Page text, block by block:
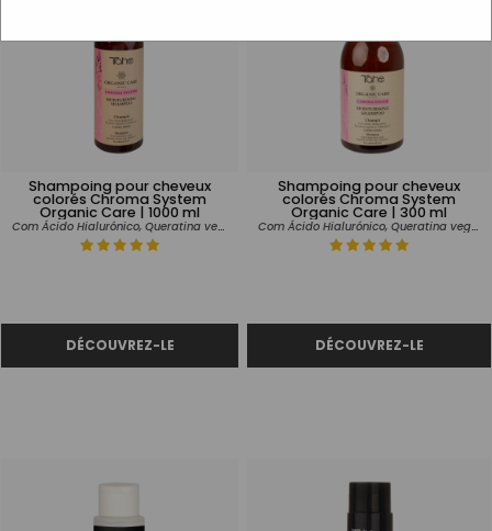
Shampoing pour cheveux
colorés Chroma System
Organic Care | 1000 ml
Com Ácido Hialurónico, Queratina vegetal e Vitamina C.
Shampoing pour cheveux
colorés Chroma System
Organic Care | 300 ml
Com Ácido Hialurónico, Queratina vegetal e Vitamina C.